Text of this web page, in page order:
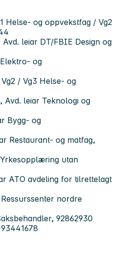
Helse- og oppvekstfag / Vg2
leiar DT/FBIE Design og
og
/ Vg3 Helse- og
Avd. leiar Teknologi og
Bygg- og
Restaurant- og matfag,
utan
ATO avdeling for tilrettelagt
nordre
92862930